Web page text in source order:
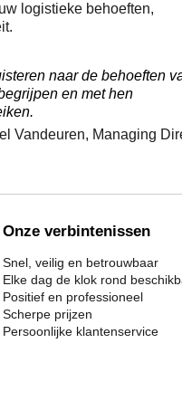
logistieke behoeften,
naar de behoeften
en met hen
Vandeuren, Managing
Onze verbintenissen
Snel, veilig en betrouwbaar
Elke dag de klok rond
Positief en professioneel
Scherpe prijzen
Persoonlijke klantenservice